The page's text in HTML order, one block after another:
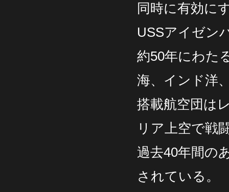
同時に有効に
USSアイゼン
約50年にわた
海、インド洋
搭載航空団は
リア上空で戦
過去40年間の
されている。